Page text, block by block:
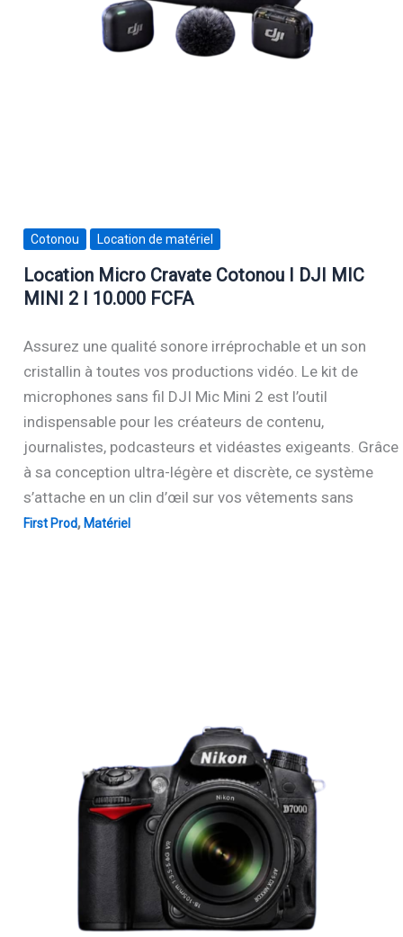
Cotonou Location de matériel
Location Micro Cravate Cotonou I DJI MIC
MINI 2 I 10.000 FCFA
Assurez une qualité sonore irréprochable et un son
cristallin à toutes vos productions vidéo. Le kit de
microphones sans fil DJI Mic Mini 2 est l’outil
indispensable pour les créateurs de contenu,
journalistes, podcasteurs et vidéastes exigeants. Grâce
à sa conception ultra-légère et discrète, ce système
s’attache en un clin d’œil sur vos vêtements sans
First Prod, Matériel